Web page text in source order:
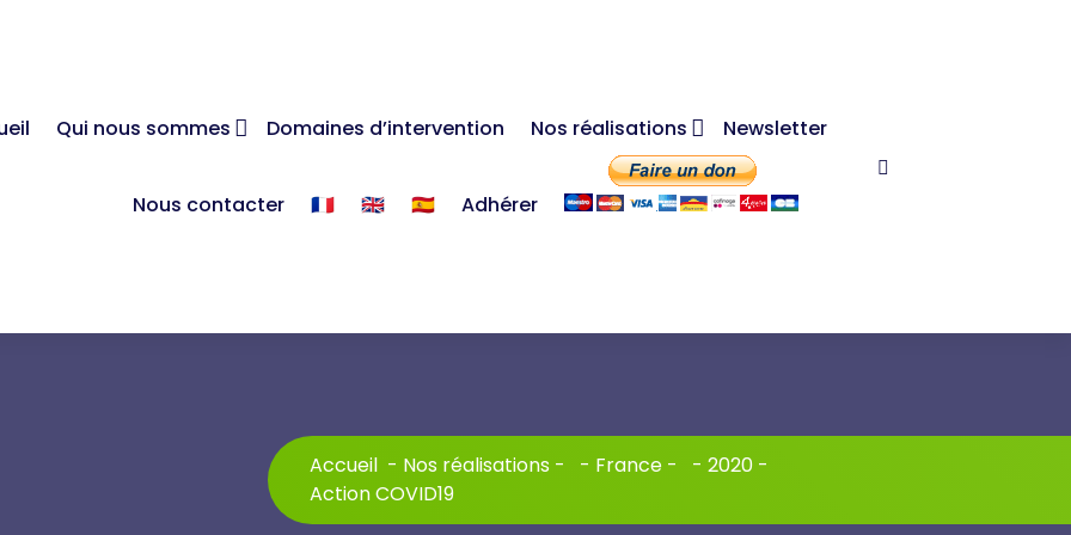
Qui nous sommes Domaines d’intervention Nos réalisations Newsletter
Nous contacter 🇫🇷 🇬🇧 🇪🇸 Adhérer
Accueil - Nos réalisations - - France - - 2020 -
Action COVID19